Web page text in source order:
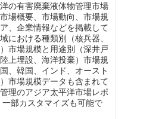
の有害廃棄液体物管理市場
場概要、市場動向、市場規
、企業情報などを掲載して
における種類別（核兵器、
市場規模と用途別（深井戸
上埋設、海洋投棄）市場規
、韓国、インド、オースト
市場規模データも含まれて
理のアジア太平洋市場レポ
部カスタマイズも可能で